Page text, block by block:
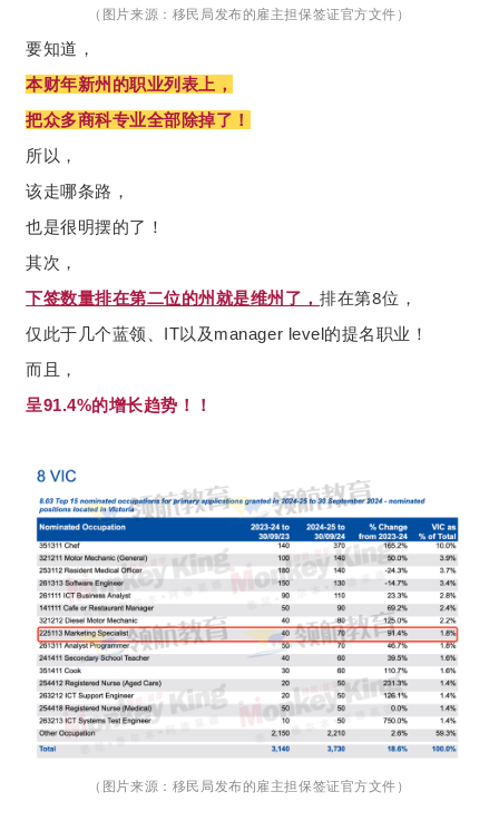
（图片来源：移民局发布的雇主担保签证官方文件）
要知道，
本财年新州的职业列表上，
把众多商科专业全部除掉了！
所以，
该走哪条路，
也是很明摆的了！
其次，
下签数量排在第二位的州就是维州了，排在第8位，
仅此于几个蓝领、IT以及manager level的提名职业！
而且，
呈91.4%的增长趋势！！
（图片来源：移民局发布的雇主担保签证官方文件）